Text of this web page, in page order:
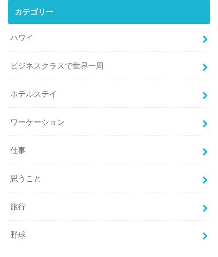
カテゴリー
ハワイ
ビジネスクラスで世界一周
ホテルステイ
ワーケーション
仕事
思うこと
旅行
野球